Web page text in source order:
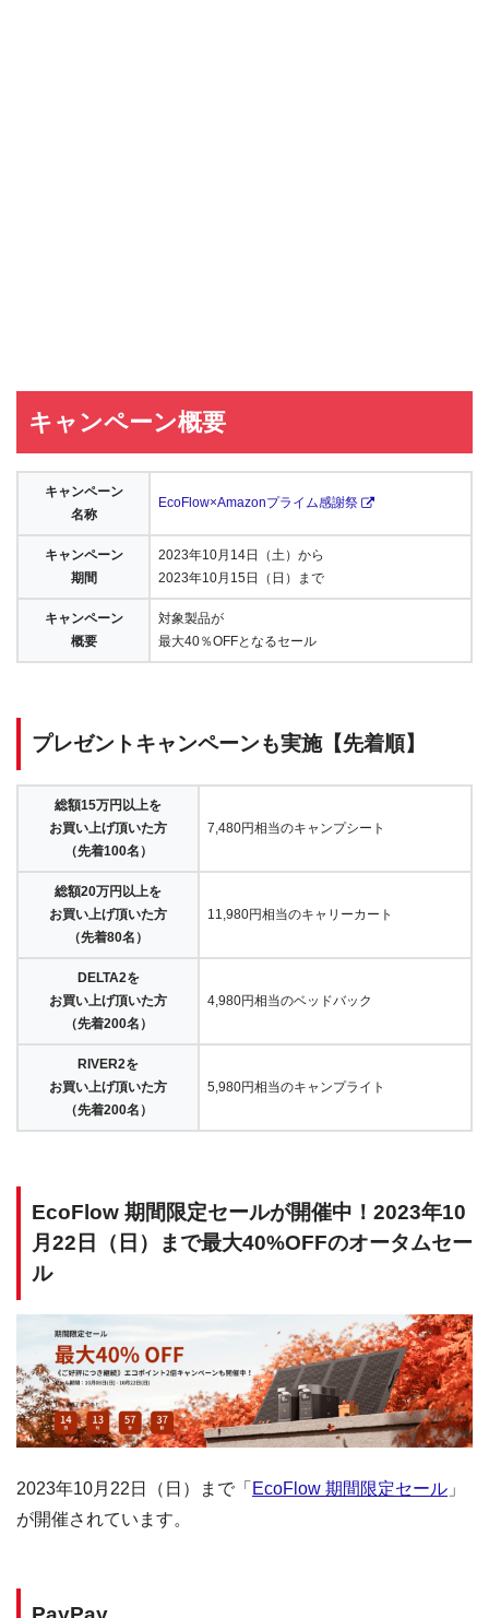
キャンペーン概要
キャンペーン
名称
EcoFlow×Amazonプライム感謝祭
キャンペーン
期間
2023年10月14日（土）から
2023年10月15日（日）まで
キャンペーン
概要
対象製品が
最大40％OFFとなるセール
プレゼントキャンペーンも実施【先着順】
総額15万円以上を
お買い上げ頂いた方
（先着100名）
7,480円相当のキャンプシート
総額20万円以上を
お買い上げ頂いた方
（先着80名）
11,980円相当のキャリーカート
DELTA2を
お買い上げ頂いた方
（先着200名）
4,980円相当のベッドバック
RIVER2を
お買い上げ頂いた方
（先着200名）
5,980円相当のキャンプライト
EcoFlow 期間限定セールが開催中！2023年10
月22日（日）まで最大40%OFFのオータムセー
ル
2023年10月22日（日）まで「 EcoFlow 期間限定セール 」
が開催されています。